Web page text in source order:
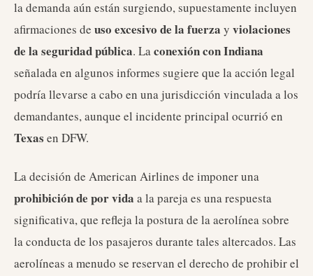
la demanda aún están surgiendo, supuestamente incluyen
afirmaciones de uso excesivo de la fuerza y violaciones
de la seguridad pública. Laconexión con Indiana
señalada en algunos informes sugiere que la acción legal
podría llevarse a cabo en una jurisdicción vinculada a los
demandantes, aunque el incidente principal ocurrió en
Texas en DFW.
La decisión de American Airlines de imponer una
prohibición de por vida a la pareja es una respuesta
significativa, que refleja la postura de la aerolínea sobre
la conducta de los pasajeros durante tales altercados. Las
aerolíneas a menudo se reservan el derecho de prohibir el